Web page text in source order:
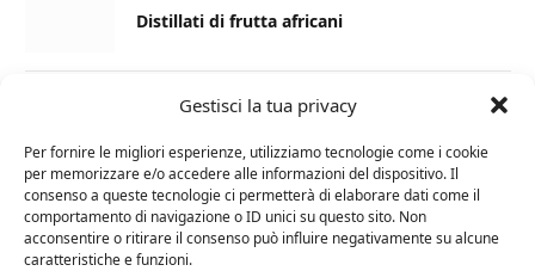
Gestisci la tua privacy
Per fornire le migliori esperienze, utilizziamo tecnologie come i cookie
per memorizzare e/o accedere alle informazioni del dispositivo. Il
consenso a queste tecnologie ci permetterà di elaborare dati come il
comportamento di navigazione o ID unici su questo sito. Non
acconsentire o ritirare il consenso può influire negativamente su alcune
caratteristiche e funzioni.
Distillati di frutta africani
27 AGOSTO 2024
distillati e food online
1 APRILE 2024
Differenza tra brandy e cognac: tutte le